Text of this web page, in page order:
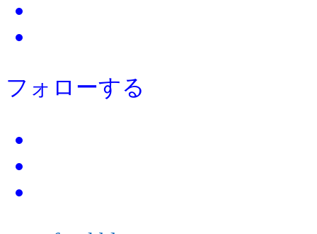
フォローする